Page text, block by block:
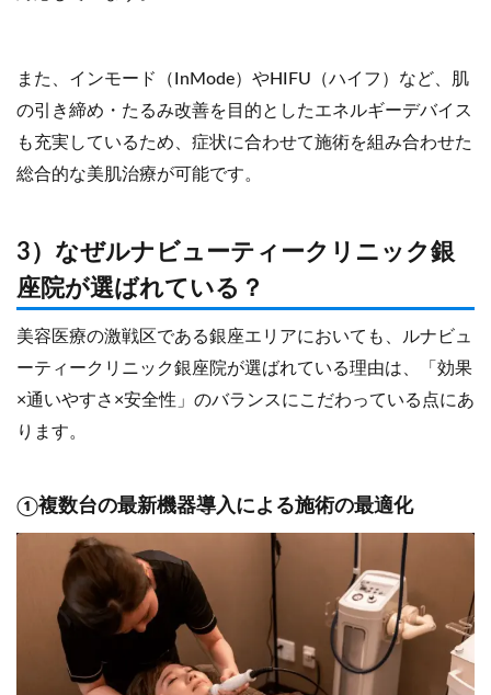
また、インモード（InMode）やHIFU（ハイフ）など、肌
の引き締め・たるみ改善を目的としたエネルギーデバイス
も充実しているため、症状に合わせて施術を組み合わせた
総合的な美肌治療が可能です。
3）なぜルナビューティークリニック銀
座院が選ばれている？
美容医療の激戦区である銀座エリアにおいても、ルナビュ
ーティークリニック銀座院が選ばれている理由は、「効果
×通いやすさ×安全性」のバランスにこだわっている点にあ
ります。
①複数台の最新機器導入による施術の最適化